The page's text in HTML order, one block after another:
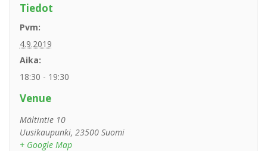
Tiedot
Pvm:
4.9.2019
Aika:
18:30 - 19:30
Venue
Mältintie 10
Uusikaupunki, 23500 Suomi
+ Google Map